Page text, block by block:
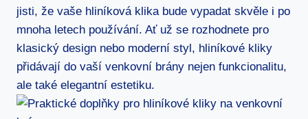
jisti, ⁢že vaše hliníková⁣ klika bude vypadat skvěle i po
mnoha letech používání. Ať už ‌se rozhodnete pro
klasický design nebo moderní styl, hliníkové ⁤kliky
přidávají do ⁣vaší venkovní brány nejen funkcionalitu,
ale také elegantní estetiku.